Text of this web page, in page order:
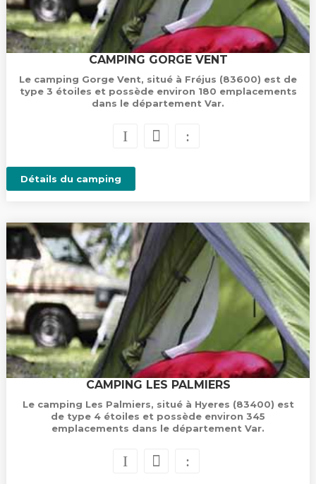
CAMPING GORGE VENT
Le camping Gorge Vent, situé à Fréjus (83600) est de
type 3 étoiles et possède environ 180 emplacements
dans le département Var.
Détails du camping
CAMPING LES PALMIERS
Le camping Les Palmiers, situé à Hyeres (83400) est
de type 4 étoiles et possède environ 345
emplacements dans le département Var.